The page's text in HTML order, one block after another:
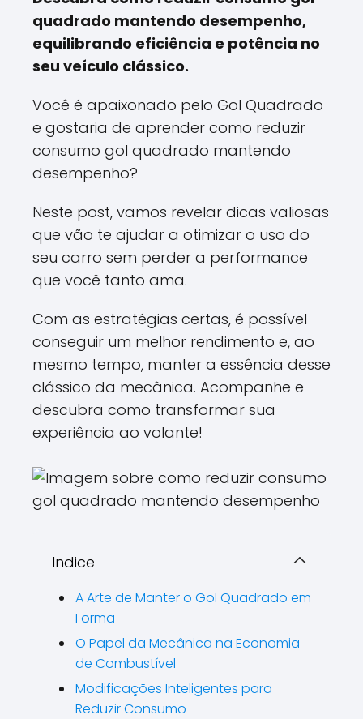
quadrado mantendo desempenho,
equilibrando eficiência e potência no
seu veículo clássico.
Você é apaixonado pelo Gol Quadrado
e gostaria de aprender como reduzir
consumo gol quadrado mantendo
desempenho?
Neste post, vamos revelar dicas valiosas
que vão te ajudar a otimizar o uso do
seu carro sem perder a performance
que você tanto ama.
Com as estratégias certas, é possível
conseguir um melhor rendimento e, ao
mesmo tempo, manter a essência desse
clássico da mecânica. Acompanhe e
descubra como transformar sua
experiência ao volante!
Indice
A Arte de Manter o Gol Quadrado em
Forma
O Papel da Mecânica na Economia
de Combustível
Modificações Inteligentes para
Reduzir Consumo